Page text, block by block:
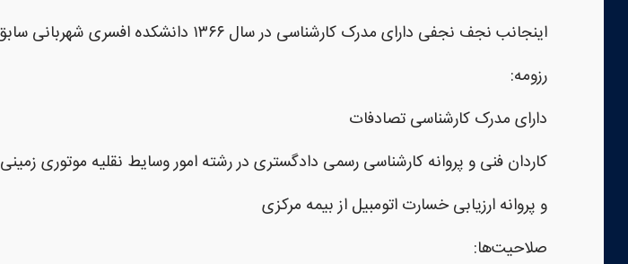
اینجانب نجف نجفی دارای مدرک کارشناسی در سال ۱۳۶۶ دانشکده افسری شهربانی سابق (دانشگاه علوم انتظامی فعلی) می‌باشم.
رزومه:
دارای مدرک کارشناسی تصادفات
کاردان فنی و پروانه کارشناسی رسمی دادگستری در رشته امور وسایط نقلیه موتوری زمینی
و پروانه ارزیابی خسارت اتومبیل از بیمه مرکزی
صلاحیت‌ها: